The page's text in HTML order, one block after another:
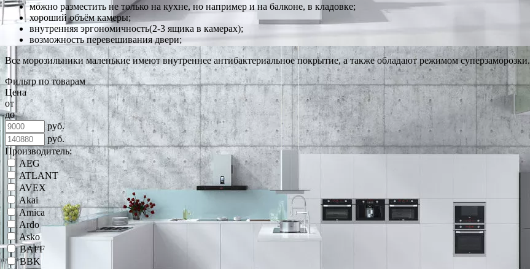
можно разместить не только на кухне, но например и на балконе, в кладовке;
хороший объём камеры;
внутренняя эргономичность(2-3 ящика в камерах);
возможность перевешивания двери;
Все морозильники маленькие имеют внутреннее антибактериальное покрытие, а также обладают режимом суперзаморозки.
Фильтр по товарам
Цена
от
до
руб.
руб.
Производитель:
AEG
ATLANT
AVEX
Akai
Amica
Ardo
Asko
BAFF
BBK